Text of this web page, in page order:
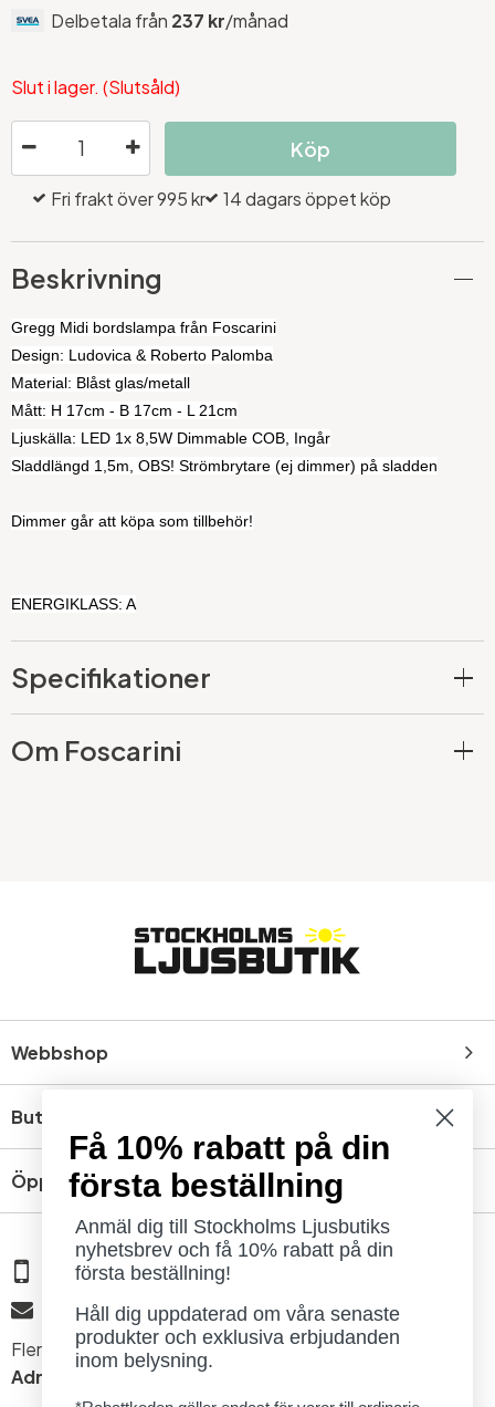
Delbetala från 237 kr/månad
Slut i lager. (Slutsåld)
Köp
Fri frakt över 995 kr 14 dagars öppet köp
Beskrivning
Gregg Midi bordslampa från Foscarini
Design: Ludovica & Roberto Palomba
Material: Blåst glas/metall
Mått: H 17cm - B 17cm - L 21cm
Ljuskälla: LED 1x 8,5W Dimmable COB, Ingår
Sladdlängd 1,5m, OBS! Strömbrytare (ej dimmer) på sladden
Dimmer går att köpa som tillbehör!
ENERGIKLASS: A
Specifikationer
Om Foscarini
Webbshop
Butik
Öppettider
08 - 654 29 00
info@ljusbutik.se
Fler kontaktuppgifter »
Adress:
Kungsholmsgatan 6, 112 27 Stockholm
Få 10% rabatt på din
första beställning
Anmäl dig till Stockholms Ljusbutiks
nyhetsbrev och få 10% rabatt på din
första beställning!
Håll dig uppdaterad om våra senaste
produkter och exklusiva erbjudanden
inom belysning.